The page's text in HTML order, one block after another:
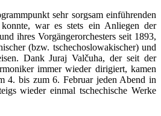
sehr sorgsam einführenden
konnte, war es stets ein Anliegen der
ihres Vorgängerorchesters seit 1893,
(bzw. tschechoslowakischer) und
Dank Juraj Valčuha, der seit der
immer wieder dirigiert, kamen
4. bis zum 6. Februar jeden Abend in
wieder einmal tschechische Werke